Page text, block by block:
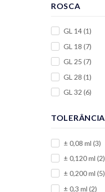
ROSCA
GL 14(1)
GL 18 (7)
GL 25 (7)
GL 28 (1)
GL 32 (6)
TOLERÂNCIA
± 0,08 ml (3)
± 0,120 ml (2)
± 0,200 ml (5)
± 0,3 ml (2)